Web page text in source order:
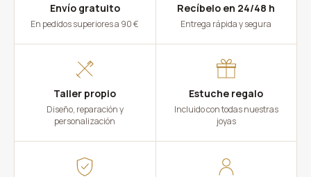
Envío gratuito
En pedidos superiores a 90 €
Recíbelo en 24/48 h
Entrega rápida y segura
Taller propio
Diseño, reparación y
personalización
Estuche regalo
Incluido con todas nuestras
joyas